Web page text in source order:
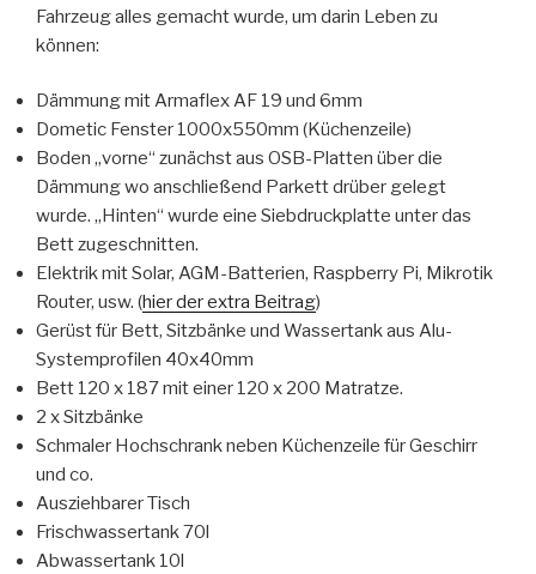
Fahrzeug alles gemacht wurde, um darin Leben zu
können:
Dämmung mit Armaflex AF 19 und 6mm
Dometic Fenster 1000x550mm (Küchenzeile)
Boden „vorne“ zunächst aus OSB-Platten über die
Dämmung wo anschließend Parkett drüber gelegt
wurde. „Hinten“ wurde eine Siebdruckplatte unter das
Bett zugeschnitten.
Elektrik mit Solar, AGM-Batterien, Raspberry Pi, Mikrotik
Router, usw. (hier der extra Beitrag)
Gerüst für Bett, Sitzbänke und Wassertank aus Alu-
Systemprofilen 40x40mm
Bett 120 x 187 mit einer 120 x 200 Matratze.
2 x Sitzbänke
Schmaler Hochschrank neben Küchenzeile für Geschirr
und co.
Ausziehbarer Tisch
Frischwassertank 70l
Abwassertank 10l